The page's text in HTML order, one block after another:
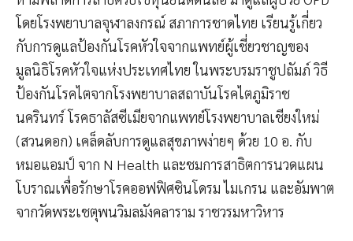
โดยโรงพยาบาลจุฬาลงกรณ์ สภาการชาดไทย เรียนรู้เกี่ยว
กับการดูแลป้องกันโรคหัวใจจากแพทย์ผู้เชี่ยวชาญของ
มูลนิธิโรคหัวใจแห่งประเทศไทย ในพระบรมราชูปถัมภ์ วิธี
ป้องกันโรคไตจากโรงพยาบาลสถาบันโรคไตภูมิราช
นครินทร์ โรคธาลัสซีเมียจากแพทย์โรงพยาบาลเชียงใหม่
(สวนดอก) เคล็ดลับการดูแลสุขภาพง่ายๆ ด้วย 10 อ. กับ
หมอแอมป์ จาก N Health และชมการสาธิตการนวดแผน
โบราณเพื่อรักษาโรคออฟฟิศซินโดรม ไมเกรน และอัมพาต
จากวัดพระเชตุพนวิมลมังคลาราม ราชวรมหาวิหาร